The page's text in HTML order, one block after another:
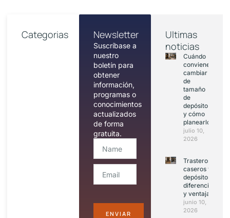
Categorias Newsletter
Suscríbase a
nuestro
boletín para
obtener
información,
programas o
conocimientos
actualizados
de forma
gratuita.
ENVIAR
Ultimas
noticias
Cuándo
conviene
cambiar
de
tamaño
de
depósito
y cómo
planearlo
julio 10,
2026
Trasteros
caseros vs
depósitos:
diferencias
y ventajas
junio 10,
2026